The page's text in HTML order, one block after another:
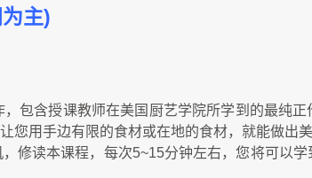
主)
包含授课教师在美国厨艺学院所学到的最纯
用手边有限的食材或在地的食材，就能做出美
修读本课程，每次5~15分钟左右，您将可以